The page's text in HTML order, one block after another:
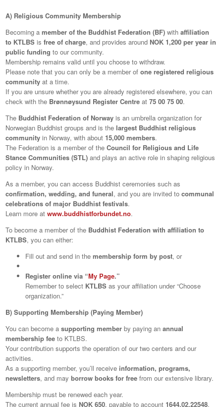
A) Religious Community Membership
Becoming amember of the Buddhist Federation (BF) withaffiliation
to KTLBS isfree of charge, and provides around NOK 1,200 per year in
public funding to our community.
Membership remains valid until you choose to withdraw.
Please note that you can only be a member ofone registered religious
community at a time.
If you are unsure whether you are already registered elsewhere, you can
check with the Brønnøysund Register Centre at75 00 75 00.
The Buddhist Federation of Norway is an umbrella organization for
Norwegian Buddhist groups and is the largest Buddhist religious
community in Norway, with about 15,000 members.
The Federation is a member of theCouncil for Religious and Life
Stance Communities (STL) and plays an active role in shaping religious
policy in Norway.
As a member, you can access Buddhist ceremonies such as
confirmation, wedding, and funeral, and you are invited tocommunal
celebrations of major Buddhist festivals.
Learn more atwww.buddhistforbundet.no.
To become a member of the Buddhist Federation with affiliation to
KTLBS, you can either:
Fill out and send in themembership form by post, or
Register online via “My Page.”
Remember to select KTLBS as your affiliation under “Choose
organization.”
B) Supporting Membership (Paying Member)
You can become asupporting member by paying anannual
membership fee to KTLBS.
Your contribution supports the operation of our two centers and our
activities.
As a supporting member, you’ll receive information, programs,
newsletters, and mayborrow books for free from our extensive library.
Membership must be renewed each year.
The current annual fee is NOK 650, payable to account 1644.02.22548.